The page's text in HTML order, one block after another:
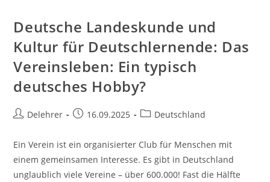
Arbeit
Und
Urlaub,
Pünktlichkeit
Und
Der
„Feierabend“
Deutsche Landeskunde und
Kultur für Deutschlernende: Das
Vereinsleben: Ein typisch
deutsches Hobby?
Beitrags-
Delehrer
Beitrag16.09.2025
Beitrags-
Deutschland
Ein Verein ist ein organisierter Club für Menschen mit
einem gemeinsamen Interesse. Es gibt in Deutschland
unglaublich viele Vereine – über 600.000! Fast die Hälfte